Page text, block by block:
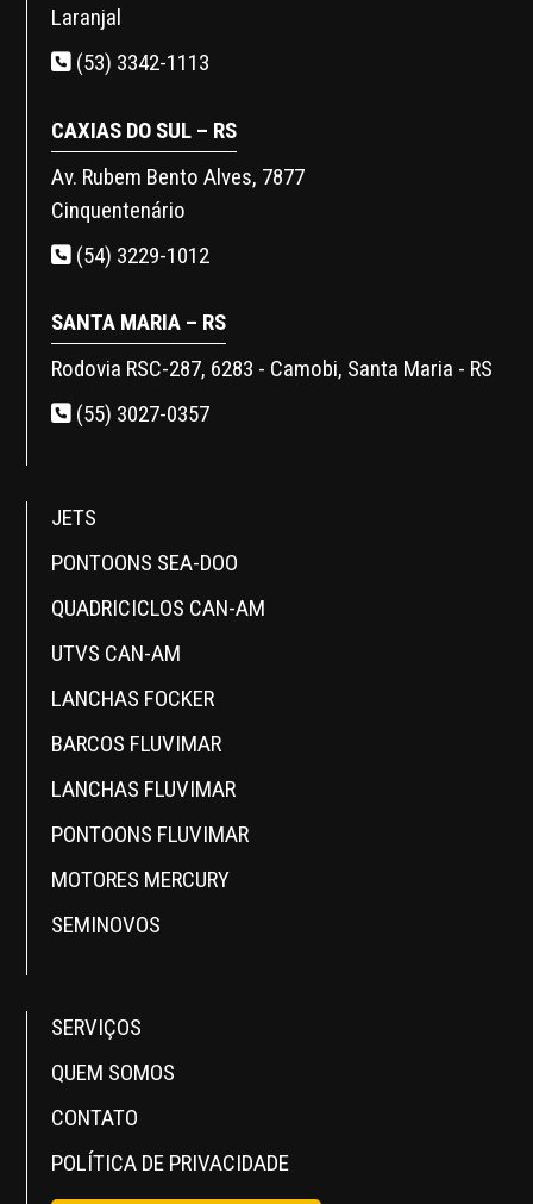
Laranjal
(53) 3342-1113
CAXIAS DO SUL – RS
Av. Rubem Bento Alves, 7877
Cinquentenário
(54) 3229-1012
SANTA MARIA – RS
Rodovia RSC-287, 6283 - Camobi, Santa Maria - RS
(55) 3027-0357
JETS
PONTOONS SEA-DOO
QUADRICICLOS CAN-AM
UTVS CAN-AM
LANCHAS FOCKER
BARCOS FLUVIMAR
LANCHAS FLUVIMAR
PONTOONS FLUVIMAR
MOTORES MERCURY
SEMINOVOS
SERVIÇOS
QUEM SOMOS
CONTATO
POLÍTICA DE PRIVACIDADE